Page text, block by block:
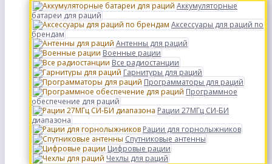
Аккумуляторные
батареи для раций
Аксессуары для раций по
брендам
Антенны для раций
Военные рации
Все радиостанции
Гарнитуры для раций
Программаторы для раций
Программное
обеспечение для раций
Рации 27МГц СИ-БИ
диапазона
Рации для горнолыжников
Спутниковые антенны
Цифровые рации
Чехлы для раций